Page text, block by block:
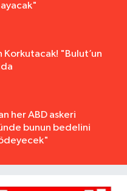
Korkutacak! "Bulut’un
her ABD askeri
bunun bedelini